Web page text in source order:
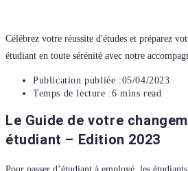
Célébrez votre réussite d'études et préparez
étudiant en toute sérénité avec notre
Publication publiée :05/04/2023
Temps de lecture :6 mins read
Le Guide de votre
étudiant – Edition 2023